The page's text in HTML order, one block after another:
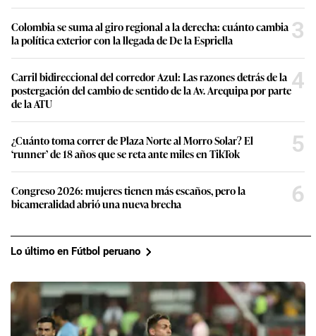
Colombia se suma al giro regional a la derecha: cuánto cambia
la política exterior con la llegada de De la Espriella
3
Carril bidireccional del corredor Azul: Las razones detrás de la
postergación del cambio de sentido de la Av. Arequipa por parte
de la ATU
4
¿Cuánto toma correr de Plaza Norte al Morro Solar? El
‘runner’ de 18 años que se reta ante miles en TikTok
5
Congreso 2026: mujeres tienen más escaños, pero la
bicameralidad abrió una nueva brecha
6
Lo último en Fútbol peruano